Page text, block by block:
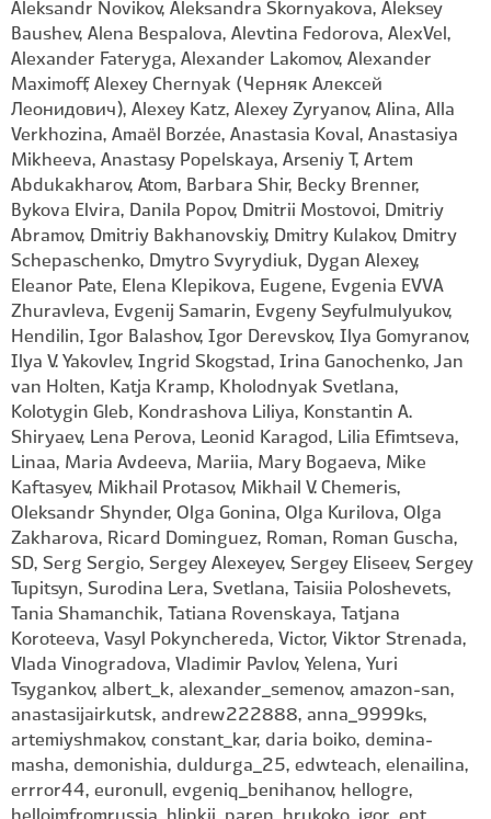
Aleksandr Novikov, Aleksandra Skornyakova, Aleksey
Baushev, Alena Bespalova, Alevtina Fedorova, AlexVel,
Alexander Fateryga, Alexander Lakomov, Alexander
Maximoff, Alexey Chernyak (Черняк Алексей
Леонидович), Alexey Katz, Alexey Zyryanov, Alina, Alla
Verkhozina, Amaël Borzée, Anastasia Koval, Anastasiya
Mikheeva, Anastasy Popelskaya, Arseniy T, Artem
Abdukakharov, Atom, Barbara Shir, Becky Brenner,
Bykova Elvira, Danila Popov, Dmitrii Mostovoi, Dmitriy
Abramov, Dmitriy Bakhanovskiy, Dmitry Kulakov, Dmitry
Schepaschenko, Dmytro Svyrydiuk, Dygan Alexey,
Eleanor Pate, Elena Klepikova, Eugene, Evgenia EVVA
Zhuravleva, Evgenij Samarin, Evgeny Seyfulmulyukov,
Hendilin, Igor Balashov, Igor Derevskov, Ilya Gomyranov,
Ilya V. Yakovlev, Ingrid Skogstad, Irina Ganochenko, Jan
van Holten, Katja Kramp, Kholodnyak Svetlana,
Kolotygin Gleb, Kondrashova Liliya, Konstantin A.
Shiryaev, Lena Perova, Leonid Karagod, Lilia Efimtseva,
Linaa, Maria Avdeeva, Mariia, Mary Bogaeva, Mike
Kaftasyev, Mikhail Protasov, Mikhail V. Chemeris,
Oleksandr Shynder, Olga Gonina, Olga Kurilova, Olga
Zakharova, Ricard Dominguez, Roman, Roman Guscha,
SD, Serg Sergio, Sergey Alexeyev, Sergey Eliseev, Sergey
Tupitsyn, Surodina Lera, Svetlana, Taisiia Poloshevets,
Tania Shamanchik, Tatiana Rovenskaya, Tatjana
Koroteeva, Vasyl Pokynchereda, Victor, Viktor Strenada,
Vlada Vinogradova, Vladimir Pavlov, Yelena, Yuri
Tsygankov, albert_k, alexander_semenov, amazon-san,
anastasijairkutsk, andrew222888, anna_9999ks,
artemiyshmakov, constant_kar, daria boiko, demina-
masha, demonishia, duldurga_25, edwteach, elenailina,
errror44, euronull, evgeniq_benihanov, hellogre,